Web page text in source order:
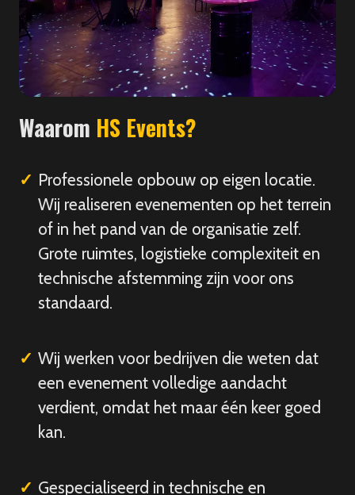
Waarom HS Events?
Professionele opbouw op eigen locatie.
Wij realiseren evenementen op het terrein
of in het pand van de organisatie zelf.
Grote ruimtes, logistieke complexiteit en
technische afstemming zijn voor ons
standaard.
Wij werken voor bedrijven die weten dat
een evenement volledige aandacht
verdient, omdat het maar één keer goed
kan.
Gespecialiseerd in technische en